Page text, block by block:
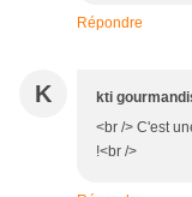
Répondre
K kti
<br /> C'est
!<br />